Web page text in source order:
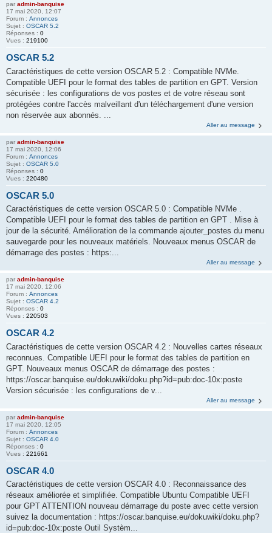
par admin-banquise
17 mai 2020, 12:07
Forum : Annonces
Sujet : OSCAR 5.2
Réponses : 0
Vues : 219100
OSCAR 5.2
Caractéristiques de cette version OSCAR 5.2 : Compatible NVMe.
Compatible UEFI pour le format des tables de partition en GPT. Version
sécurisée : les configurations de vos postes et de votre réseau sont
protégées contre l'accès malveillant d'un téléchargement d'une version
non réservée aux abonnés. ...
Aller au message
par admin-banquise
17 mai 2020, 12:06
Forum : Annonces
Sujet : OSCAR 5.0
Réponses : 0
Vues : 220480
OSCAR 5.0
Caractéristiques de cette version OSCAR 5.0 : Compatible NVMe .
Compatible UEFI pour le format des tables de partition en GPT . Mise à
jour de la sécurité. Amélioration de la commande ajouter_postes du menu
sauvegarde pour les nouveaux matériels. Nouveaux menus OSCAR de
démarrage des postes : https:...
Aller au message
par admin-banquise
17 mai 2020, 12:06
Forum : Annonces
Sujet : OSCAR 4.2
Réponses : 0
Vues : 220503
OSCAR 4.2
Caractéristiques de cette version OSCAR 4.2 : Nouvelles cartes réseaux
reconnues. Compatible UEFI pour le format des tables de partition en
GPT. Nouveaux menus OSCAR de démarrage des postes :
https://oscar.banquise.eu/dokuwiki/doku.php?id=pub:doc-10x:poste
Version sécurisée : les configurations de v...
Aller au message
par admin-banquise
17 mai 2020, 12:05
Forum : Annonces
Sujet : OSCAR 4.0
Réponses : 0
Vues : 221661
OSCAR 4.0
Caractéristiques de cette version OSCAR 4.0 : Reconnaissance des
réseaux améliorée et simplifiée. Compatible Ubuntu Compatible UEFI
pour GPT ATTENTION nouveau démarrage du poste avec cette version
suivez la documentation : https://oscar.banquise.eu/dokuwiki/doku.php?
id=pub:doc-10x:poste Outil Systèm...